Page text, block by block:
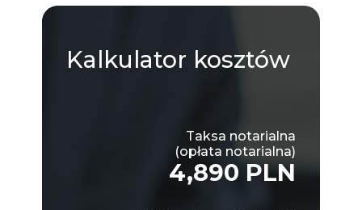
Kalkulator kosztów
Taksa notarialna
(opłata notarialna)
4,890 PLN